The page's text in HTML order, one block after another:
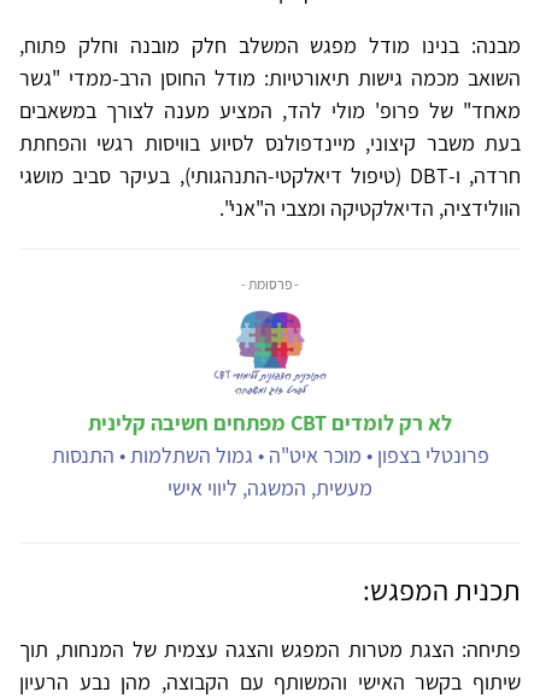
מבנה: בנינו מודל מפגש המשלב חלק מובנה וחלק פתוח,
השואב מכמה גישות תיאורטיות: מודל החוסן הרב-ממדי "גשר
מאחד" של פרופ' מולי להד, המציע מענה לצורך במשאבים
בעת משבר קיצוני, מיינדפולנס לסיוע בוויסות רגשי והפחתת
חרדה, ו-DBT (טיפול דיאלקטי-התנהגותי), בעיקר סביב מושגי
הוולידציה, הדיאלקטיקה ומצבי ה"אני".
- פרסומת -
לא רק לומדים CBT מפתחים חשיבה קלינית
פרונטלי בצפון • מוכר איט"ה • גמול השתלמות • התנסות
מעשית, המשגה, ליווי אישי
תכנית המפגש:
פתיחה: הצגת מטרות המפגש והצגה עצמית של המנחות, תוך
שיתוף בקשר האישי והמשותף עם הקבוצה, מהן נבע הרעיון